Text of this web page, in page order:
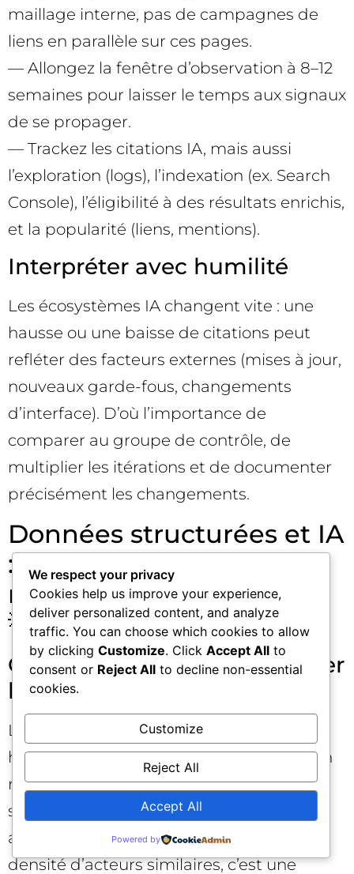
maillage interne, pas de campagnes de
liens en parallèle sur ces pages.
— Allongez la fenêtre d’observation à 8–12
semaines pour laisser le temps aux signaux
de se propager.
— Trackez les citations IA, mais aussi
l’exploration (logs), l’indexation (ex. Search
Console), l’éligibilité à des résultats enrichis,
et la popularité (liens, mentions).
Interpréter avec humilité
Les écosystèmes IA changent vite : une
hausse ou une baisse de citations peut
refléter des facteurs externes (mises à jour,
nouveaux garde-fous, changements
d’interface). D’où l’importance de
comparer au groupe de contrôle, de
multiplier les itérations et de documenter
précisément les changements.
Données structurées et IA
: où cela peut (quand
même) aider aujourd’hui
💡
Clarifier les entités pour éviter
les confusions
Les IA jonglent avec des millions d’entités
homonymes ou proches. Un schéma bien
renseigné (Organization, Person, Product,
sameAs, identifiants officiels) réduit les
ambiguïtés. Dans des secteurs à forte
densité d’acteurs similaires, c’est une
We respect your privacy
Cookies help us improve your experience,
deliver personalized content, and analyze
traffic. You can choose which cookies to allow
by clicking Customize. Click Accept All to
consent or Reject All to decline non-essential
cookies.
Customize
Reject All
Accept All
Powered by